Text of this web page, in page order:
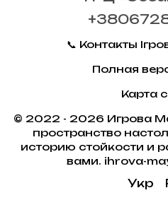
📞 Контакты
Полная
Карта
© 2022 - 2026 Игрова
пространство
историю стойкости и
вами. ihrova-
Укр